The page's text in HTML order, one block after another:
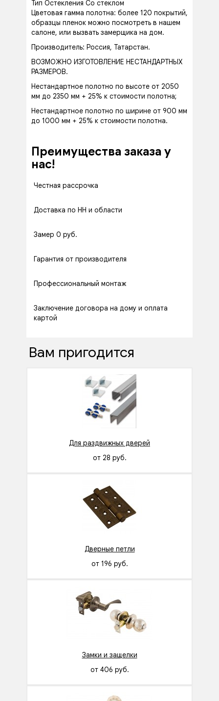
Тип Остекления Со стеклом
Цветовая гамма полотна: более 120 покрытий,
образцы пленок можно посмотреть в нашем
салоне, или вызвать замерщика на дом.
Производитель: Россия, Татарстан.
ВОЗМОЖНО ИЗГОТОВЛЕНИЕ НЕСТАНДАРТНЫХ
РАЗМЕРОВ.
Нестандартное полотно по высоте от 2050
мм до 2350 мм + 25% к стоимости полотна;
Нестандартное полотно по ширине от 900 мм
до 1000 мм + 25% к стоимости полотна.
Преимущества заказа у
нас!
Честная рассрочка
Доставка по НН и области
Замер 0 руб.
Гарантия от производителя
Профессиональный монтаж
Заключение договора на дому и оплата
картой
Вам пригодится
Для раздвижных дверей
от 28 руб.
Дверные петли
от 196 руб.
Замки и защелки
от 406 руб.